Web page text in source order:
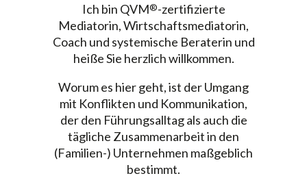
Ich bin QVM®-zertifizierte
Mediatorin, Wirtschaftsmediatorin,
Coach und systemische Beraterin und
heiße Sie herzlich willkommen.
Worum es hier geht, ist der Umgang
mit Konflikten und Kommunikation,
der den Führungsalltag als auch die
tägliche Zusammenarbeit in den
(Familien-) Unternehmen maßgeblich
bestimmt.